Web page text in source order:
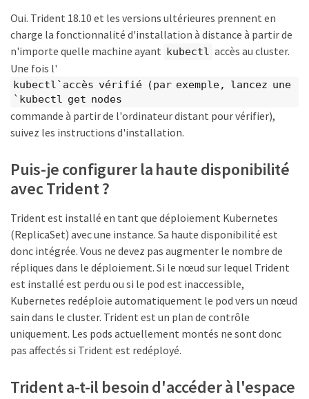
Oui. Trident 18.10 et les versions ultérieures prennent en
charge la fonctionnalité d'installation à distance à partir de
n'importe quelle machine ayant kubectl accès au cluster.
Une fois l'
kubectl`accès vérifié (par exemple, lancez une
`kubectl get nodes
commande à partir de l'ordinateur distant pour vérifier),
suivez les instructions d'installation.
Puis-je configurer la haute disponibilité
avec Trident ?
Trident est installé en tant que déploiement Kubernetes
(ReplicaSet) avec une instance. Sa haute disponibilité est
donc intégrée. Vous ne devez pas augmenter le nombre de
répliques dans le déploiement. Si le nœud sur lequel Trident
est installé est perdu ou si le pod est inaccessible,
Kubernetes redéploie automatiquement le pod vers un nœud
sain dans le cluster. Trident est un plan de contrôle
uniquement. Les pods actuellement montés ne sont donc
pas affectés si Trident est redéployé.
Trident a-t-il besoin d'accéder à l'espace